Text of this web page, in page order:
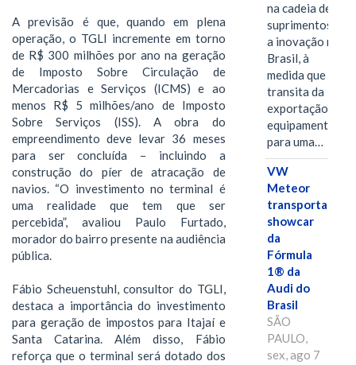
A previsão é que, quando em plena
operação, o TGLI incremente em torno
de R$ 300 milhões por ano na geração
de Imposto Sobre Circulação de
Mercadorias e Serviços (ICMS) e ao
menos R$ 5 milhões/ano de Imposto
Sobre Serviços (ISS). A obra do
empreendimento deve levar 36 meses
para ser concluída – incluindo a
construção do píer de atracação de
navios. “O investimento no terminal é
uma realidade que tem que ser
percebida”, avaliou Paulo Furtado,
morador do bairro presente na audiência
pública.
Fábio Scheuenstuhl, consultor do TGLI,
destaca a importância do investimento
para geração de impostos para Itajaí e
Santa Catarina. Além disso, Fábio
reforça que o terminal será dotado dos
na cadeia de
suprimentos e
a inovação no
Brasil, à
medida que
transita da
exportação de
equipamentos
para uma…
VW
Meteor
transporta
showcar
da
Fórmula
1® da
Audi do
Brasil
SÃO
PAULO,
sex, ago 7